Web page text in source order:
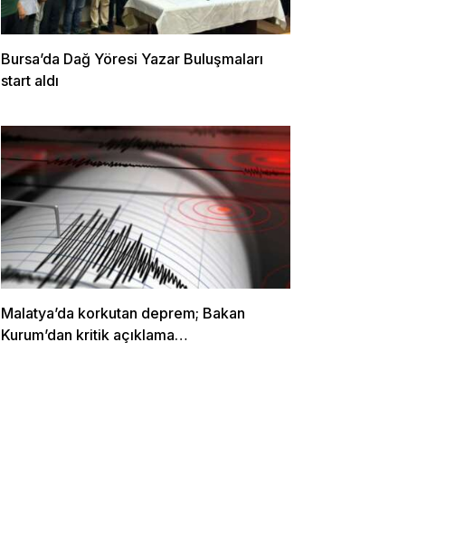
Bursa’da Dağ Yöresi Yazar Buluşmaları
start aldı
Malatya’da korkutan deprem; Bakan
Kurum’dan kritik açıklama…